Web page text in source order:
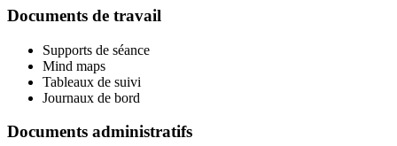
Documents de travail
Supports de séance
Mind maps
Tableaux de suivi
Journaux de bord
Documents administratifs